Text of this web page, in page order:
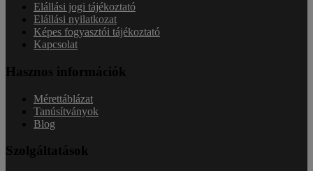
Elállási jogi tájékoztató
Elállási nyilatkozat
Képes fogyasztói tájékoztató
Kapcsolat
Hasznos információk
Mérettáblázat
Tanúsítványok
Blog
Szolgáltatások